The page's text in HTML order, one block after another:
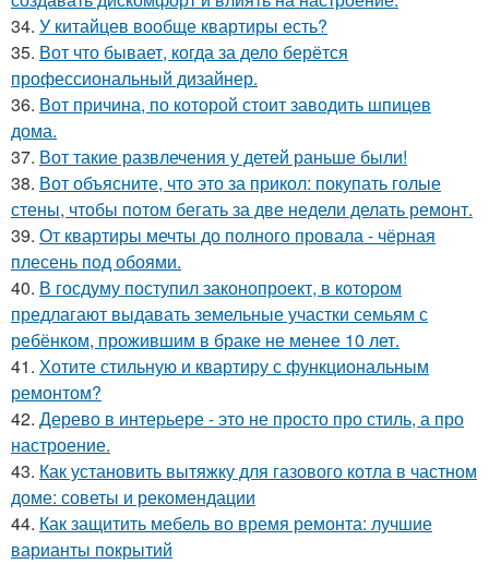
34. У китайцев вообще квартиры есть?
35. Вот что бывает, когда за дело берётся
профессиональный дизайнер.
36. Вот причина, по которой стоит заводить шпицев
дома.
37. Вот такие развлечения у детей раньше были!
38. Вот объясните, что это за прикол: покупать голые
стены, чтобы потом бегать за две недели делать ремонт.
39. От квартиры мечты до полного провала - чёрная
плесень под обоями.
40. В госдуму поступил законопроект, в котором
предлагают выдавать земельные участки семьям с
ребёнком, прожившим в браке не менее 10 лет.
41. Хотите стильную и квартиру с функциональным
ремонтом?
42. Дерево в интерьере - это не просто про стиль, а про
настроение.
43. Как установить вытяжку для газового котла в частном
доме: советы и рекомендации
44. Как защитить мебель во время ремонта: лучшие
варианты покрытий